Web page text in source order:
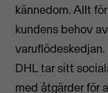
kännedom. Allt
kundens behov
varuflödeskedjan.
DHL tar sitt
med åtgärder för